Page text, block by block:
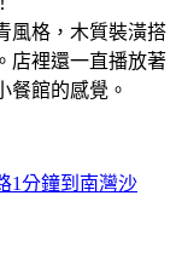
風格，木質裝潢搭
店裡還一直播放著
餐館的感覺。
1分鐘到南灣沙